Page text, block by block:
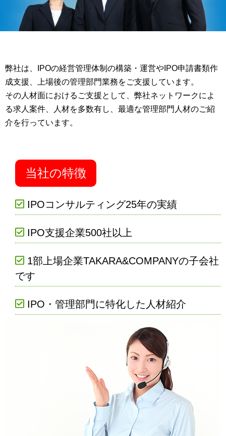
弊社は、IPOの経営管理体制の構築・運営やIPO申請書類作
成支援、上場後の管理部門業務をご支援しています。
その人材面におけるご支援として、弊社ネットワークによ
る求人案件、人材を多数有し、最適な管理部門人材のご紹
介を行っています。
当社の特徴
IPOコンサルティング25年の実績
IPO支援企業500社以上
1部上場企業TAKARA&COMPANYの子会社
です
IPO・管理部門に特化した人材紹介